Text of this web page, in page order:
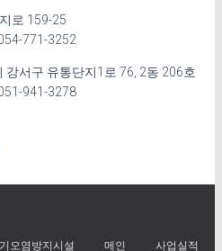
로 159-25
771-3252
강서구 유통단지1로 76, 2동 206호
941-3278
오염방지시설 메인 사업실적